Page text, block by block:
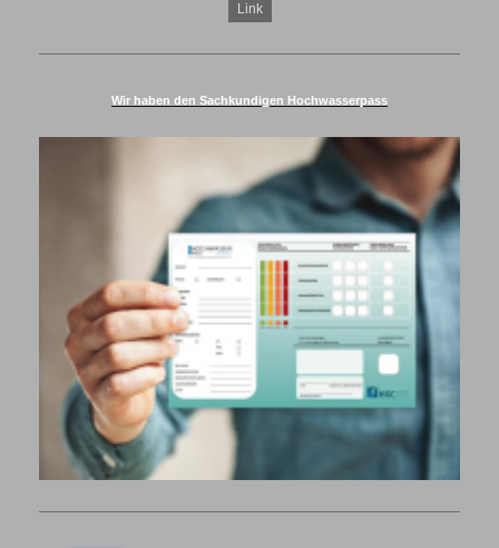
Link
Wir haben den Sachkundigen Hochwasserpass